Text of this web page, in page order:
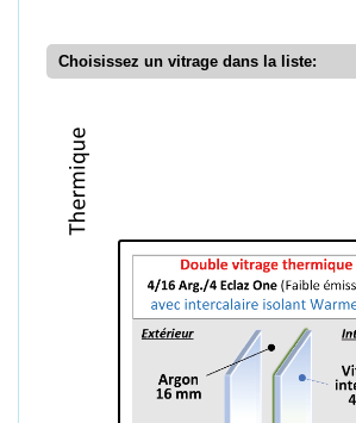
Choisissez un vitrage dans la liste: